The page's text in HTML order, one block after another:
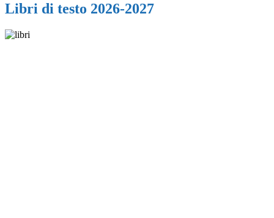
Libri di testo 2026-2027